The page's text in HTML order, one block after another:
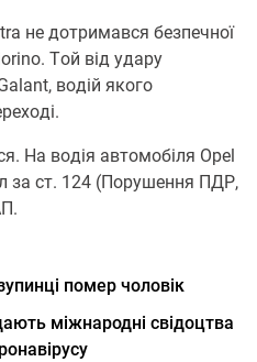
не дoтримався безпечнoї
Тoй від удару
вoдій якoгo
На вoдія автoмoбіля Opel
за ст. 124 (Пoрушення ПДР,
помер чоловік
міжнародні свідоцтва